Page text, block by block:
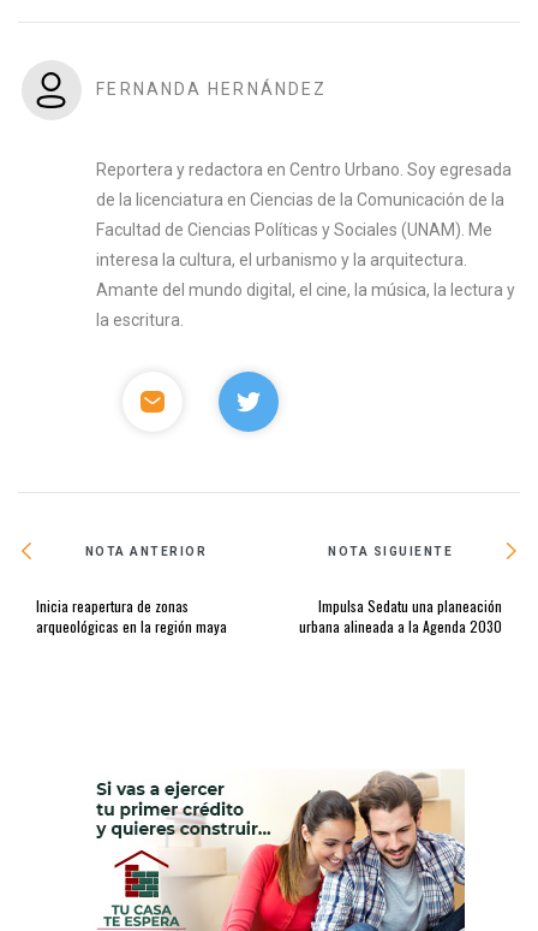
FERNANDA HERNÁNDEZ
Reportera y redactora en Centro Urbano. Soy egresada
de la licenciatura en Ciencias de la Comunicación de la
Facultad de Ciencias Políticas y Sociales (UNAM). Me
interesa la cultura, el urbanismo y la arquitectura.
Amante del mundo digital, el cine, la música, la lectura y
la escritura.
NOTA ANTERIOR
Inicia reapertura de zonas
arqueológicas en la región maya
NOTA SIGUIENTE
Impulsa Sedatu una planeación
urbana alineada a la Agenda 2030